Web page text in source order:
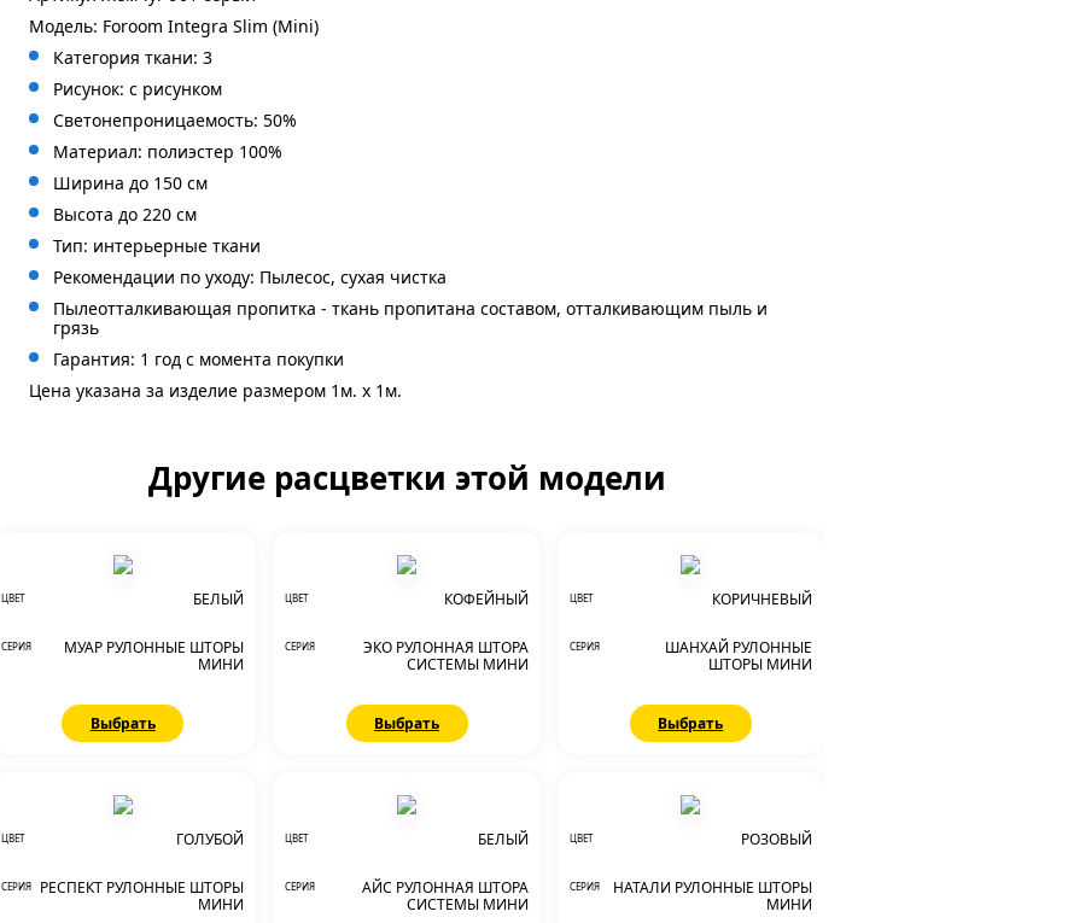
Модель: Foroom Integra Slim (Mini)
Категория ткани: 3
Рисунок: с рисунком
Светонепроницаемость: 50%
Материал: полиэстер 100%
Ширина до 150 см
Высота до 220 см
Тип: интерьерные ткани
Рекомендации по уходу: Пылесос, сухая чистка
Пылеотталкивающая пропитка - ткань пропитана составом, отталкивающим пыль и
грязь
Гарантия: 1 год с момента покупки
Цена указана за изделие размером 1м. x 1м.
Другие расцветки этой модели
ЦВЕТ БЕЛЫЙ
СЕРИЯ
МУАР РУЛОННЫЕ ШТОРЫ
МИНИ
Выбрать
ЦВЕТ КОФЕЙНЫЙ
СЕРИЯ
ЭКО РУЛОННАЯ ШТОРА
СИСТЕМЫ МИНИ
Выбрать
ЦВЕТ КОРИЧНЕВЫЙ
СЕРИЯ
ШАНХАЙ РУЛОННЫЕ
ШТОРЫ МИНИ
Выбрать
ЦВЕТ ГОЛУБОЙ
СЕРИЯ
РЕСПЕКТ РУЛОННЫЕ ШТОРЫ
МИНИ
ЦВЕТ БЕЛЫЙ
СЕРИЯ
АЙС РУЛОННАЯ ШТОРА
СИСТЕМЫ МИНИ
ЦВЕТ РОЗОВЫЙ
СЕРИЯ
НАТАЛИ РУЛОННЫЕ ШТОРЫ
МИНИ